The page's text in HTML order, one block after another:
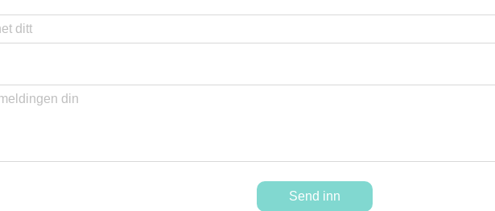
Send inn